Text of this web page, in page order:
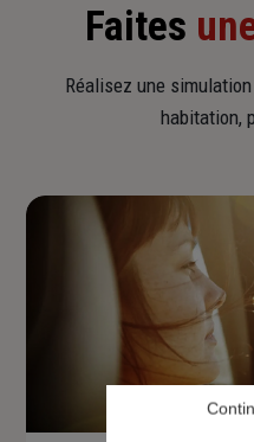
Faites
Réalisez une
habitation,